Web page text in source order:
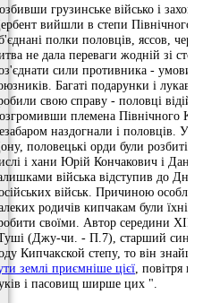
грузинське військо і
вийшли в степи Північного
полки половців, яссов,
не дала переваги жодній зі
сили противника -
Багаті подарунки і лукаві
свою справу - половці
племена Північного
наздогнали і половців. У
половецькі орди були розбиті;
і хани Юрій Кончакович і
війська відступив до
військ. Причиною
родичів кипчакам були їхні
своїми. Автор середини
(Джу-чи. - П.7), старший син
Кипчакской степу, то він
землі приємніше цієї , повітря
і пасовищ ширше цих ".